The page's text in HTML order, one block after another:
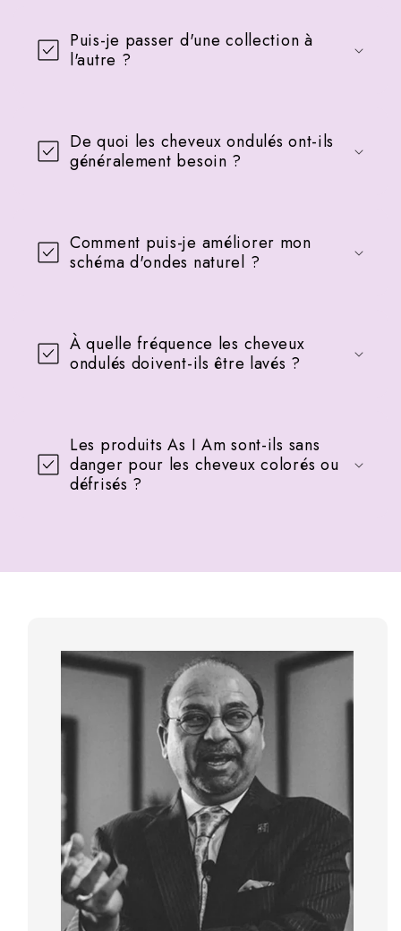
Puis-je passer d'une collection à
l'autre ?
De quoi les cheveux ondulés ont-ils
généralement besoin ?
Comment puis-je améliorer mon
schéma d'ondes naturel ?
À quelle fréquence les cheveux
ondulés doivent-ils être lavés ?
Les produits As I Am sont-ils sans
danger pour les cheveux colorés ou
défrisés ?